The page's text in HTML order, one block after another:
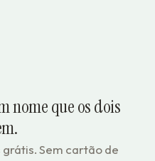
nome que os dois
Sem cartão de